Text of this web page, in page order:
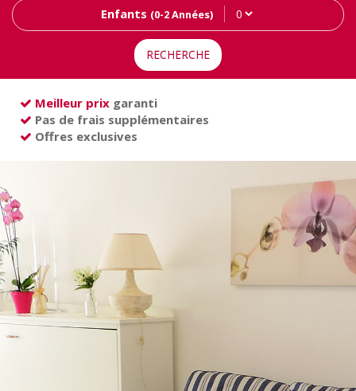
Enfants (0-2 Années)
Meilleur prix garanti
Pas de frais supplémentaires
Offres exclusives